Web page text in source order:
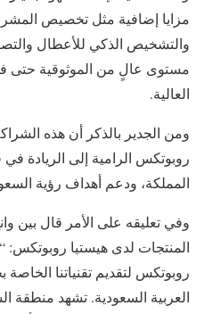
مزايا إضافية مثل تخصيص
والتشخيص الذكي للأعطال
مستوى عالٍ من الموثوقية حتى في
العالية.
ومن الجدير بالذكر أن هذه
روبوتكس الرامية إلى الريادة
المملكة، ودعم أهداف رؤية السعودية
وفي تعليقه على الأمر قال بين
المنتجات لدى هيستيا روبوتكس:
روبوتكس لتقديم تقنياتنا الخاصة
العربية السعودية. تشهد